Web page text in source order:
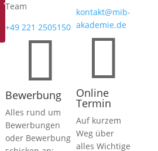
Team
+49 221 2505150

Bewerbung
Alles rund um
Bewerbungen
oder Bewerbung
kontakt@mib-
akademie.de

Online
Termin
Auf kurzem
Weg über
alles Wichtige